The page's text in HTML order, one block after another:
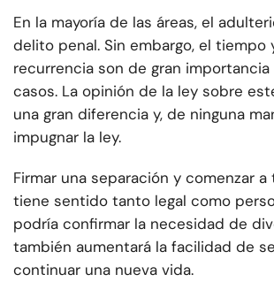
En la mayoría de las áreas, el
delito penal. Sin embargo, el tiempo
recurrencia son de gran
casos. La opinión de la ley sobre
una gran diferencia y, de ninguna
impugnar la ley.
Firmar una separación y comenzar
tiene sentido tanto legal como
podría confirmar la necesidad de
también aumentará la facilidad de
continuar una nueva vida.